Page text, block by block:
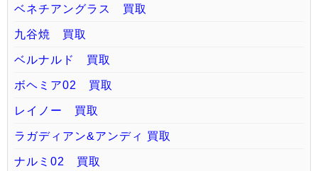
ベネチアングラス 買取
九谷焼 買取
ベルナルド 買取
ボヘミア02 買取
レイノー 買取
ラガディアン&アンディ 買取
ナルミ02 買取